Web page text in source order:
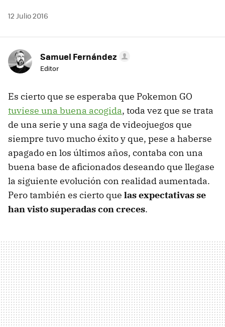
12 Julio 2016
Samuel Fernández
Editor
Es cierto que se esperaba que Pokemon GO
tuviese una buena acogida, toda vez que se trata
de una serie y una saga de videojuegos que
siempre tuvo mucho éxito y que, pese a haberse
apagado en los últimos años, contaba con una
buena base de aficionados deseando que llegase
la siguiente evolución con realidad aumentada.
Pero también es cierto que las expectativas se
han visto superadas con creces.